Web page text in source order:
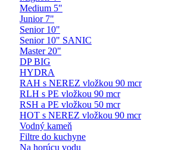
Medium 5"
Junior 7"
Senior 10"
Senior 10" SANIC
Master 20"
DP BIG
HYDRA
RAH s NEREZ vložkou 90 mcr
RLH s PE vložkou 90 mcr
RSH a PE vložkou 50 mcr
HOT s NEREZ vložkou 90 mcr
Vodný kameň
Filtre do kuchyne
Na horúcu vodu